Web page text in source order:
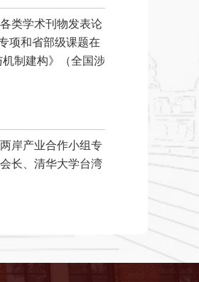
类学术刊物发表论
项和省部级课题在
制建构》（全国涉
岸产业合作小组专
长、清华大学台湾